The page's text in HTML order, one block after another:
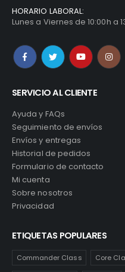
HORARIO LABORAL:
Lunes a Viernes de 10:00h a
SERVICIO AL CLIENTE
Ayuda y FAQs
Seguimiento de envíos
Envíos y entregas
Historial de pedidos
Formulario de contacto
Mi cuenta
Sobre nosotros
Privacidad
ETIQUETAS POPULARES
Commander Class Core